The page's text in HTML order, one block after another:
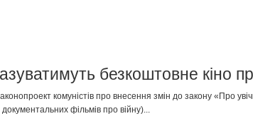
безкоштовне кіно
комуністів про внесення змін до закону «Про
фільмів про війну)...